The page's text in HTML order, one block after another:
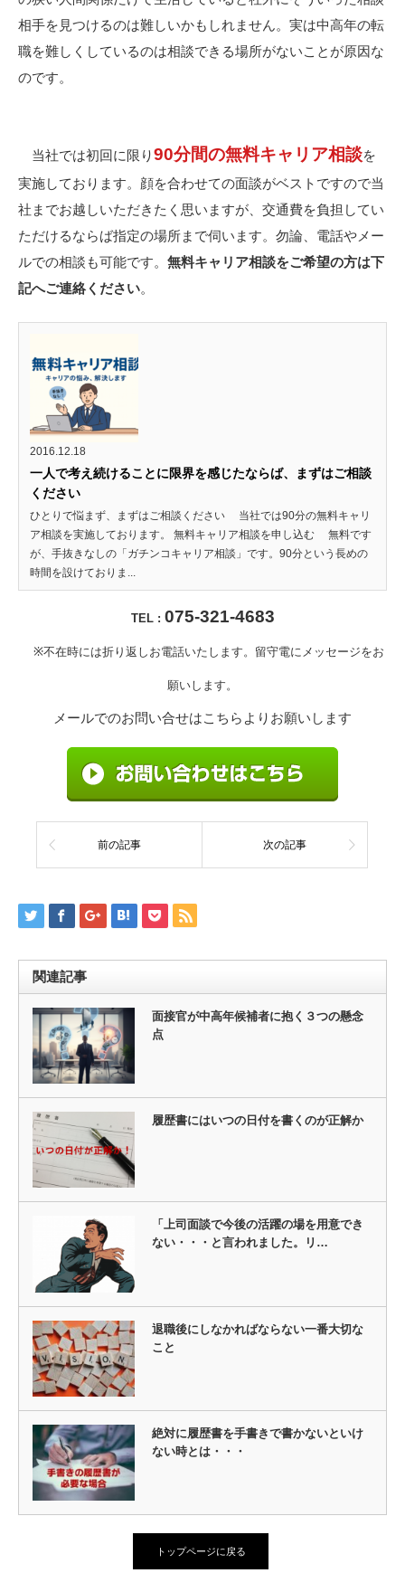
相手を見つけるのは難しいかもしれません。実は中高年の転
職を難しくしているのは相談できる場所がないことが原因な
のです。
当社では初回に限り90分間の無料キャリア相談を
実施しております。 顔を合わせての面談がベストですので当
社までお越しいただきたく思いますが、交通費を負担してい
ただけるならば指定の場所まで伺います。勿論、電話やメー
ルでの相談も可能です。 無料キャリア相談をご希望の方は下
記へご連絡ください。
2016.12.18
一人で考え続けることに限界を感じたならば、まずはご相談
ください
ひとりで悩まず、まずはご相談ください 当社では90分の無料キャリ
ア相談を実施しております。 無料キャリア相談を申し込む 無料です
が、手抜きなしの「ガチンコキャリア相談」です。90分という長めの
時間を設けておりま...
TEL : 075-321-4683
※不在時には折り返しお電話いたします。留守電にメッセージをお
願いします。
メールでのお問い合せはこちらよりお願いします
前の記事 次の記事
関連記事
面接官が中高年候補者に抱く３つの懸念
点
履歴書にはいつの日付を書くのが正解か
「上司面談で今後の活躍の場を用意でき
ない・・・と言われました。リ…
退職後にしなかればならない一番大切な
こと
絶対に履歴書を手書きで書かないといけ
ない時とは・・・
トップページに戻る